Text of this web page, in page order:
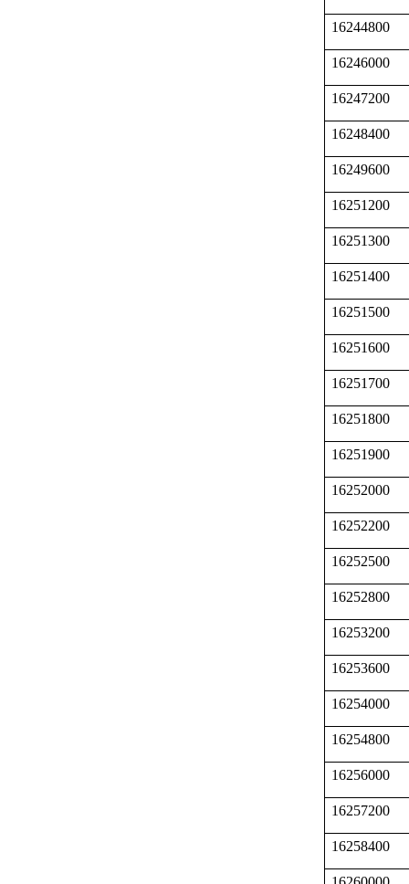
16244800
16246000
16247200
16248400
16249600
16251200
16251300
16251400
16251500
16251600
16251700
16251800
16251900
16252000
16252200
16252500
16252800
16253200
16253600
16254000
16254800
16256000
16257200
16258400